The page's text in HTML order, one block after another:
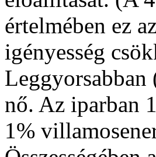
értelmében ez
igényesség
Leggyorsabban
nő. Az iparban
1%